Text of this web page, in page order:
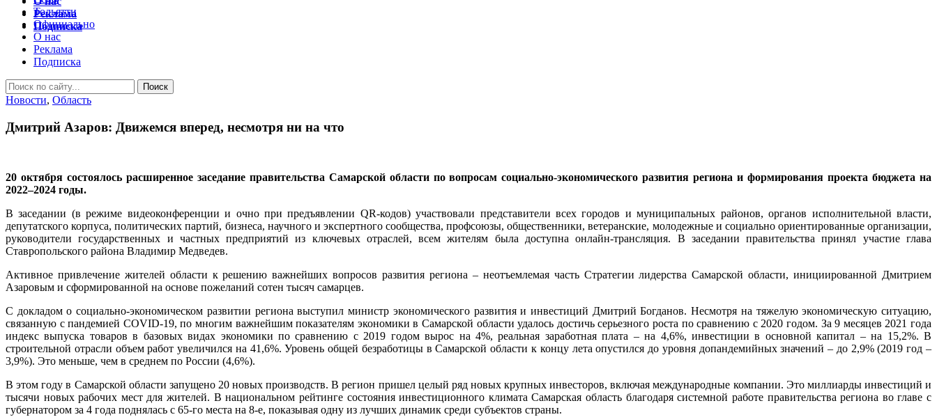
Тольятти
Официально
О нас
Реклама
Подписка
Новости, Область
Дмитрий Азаров: Движемся вперед, несмотря ни на что
20 октября состоялось расширенное заседание правительства Самарской области по вопросам социально-экономического развития региона и формирования проекта бюджета на
2022–2024 годы.
В заседании (в режиме видеоконференции и очно при предъявлении QR-кодов) участвовали представители всех городов и муниципальных районов, органов исполнительной власти,
депутатского корпуса, политических партий, бизнеса, научного и экспертного сообщества, профсоюзы, общественники, ветеранские, молодежные и социально ориентированные организации,
руководители государственных и частных предприятий из ключевых отраслей, всем жителям была доступна онлайн-трансляция. В заседании правительства принял участие глава
Ставропольского района Владимир Медведев.
Активное привлечение жителей области к решению важнейших вопросов развития региона – неотъемлемая часть Стратегии лидерства Самарской области, инициированной Дмитрием
Азаровым и сформированной на основе пожеланий сотен тысяч самарцев.
С докладом о социально-экономическом развитии региона выступил министр экономического развития и инвестиций Дмитрий Богданов. Несмотря на тяжелую экономическую ситуацию,
связанную с пандемией COVID-19, по многим важнейшим показателям экономики в Самарской области удалось достичь серьезного роста по сравнению с 2020 годом. За 9 месяцев 2021 года
индекс выпуска товаров в базовых видах экономики по сравнению с 2019 годом вырос на 4%, реальная заработная плата – на 4,6%, инвестиции в основной капитал – на 15,2%. В
строительной отрасли объем работ увеличился на 41,6%. Уровень общей безработицы в Самарской области к концу лета опустился до уровня допандемийных значений – до 2,9% (2019 год –
3,9%). Это меньше, чем в среднем по России (4,6%).
В этом году в Самарской области запущено 20 новых производств. В регион пришел целый ряд новых крупных инвесторов, включая международные компании. Это миллиарды инвестиций и
тысячи новых рабочих мест для жителей. В национальном рейтинге состояния инвестиционного климата Самарская область благодаря системной работе правительства региона во главе с
губернатором за 4 года поднялась с 65-го места на 8-е, показывая одну из лучших динамик среди субъектов страны.
Реклама
Подписка